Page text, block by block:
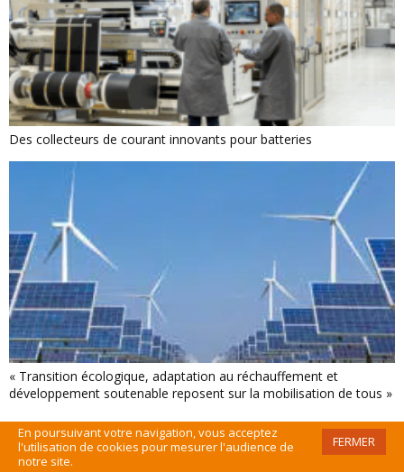
En poursuivant votre navigation, vous acceptez
l'utilisation de cookies pour mesurer l'audience de
notre site.
FERMER
Des collecteurs de courant innovants pour batteries
« Transition écologique, adaptation au réchauffement et
développement soutenable reposent sur la mobilisation de tous »